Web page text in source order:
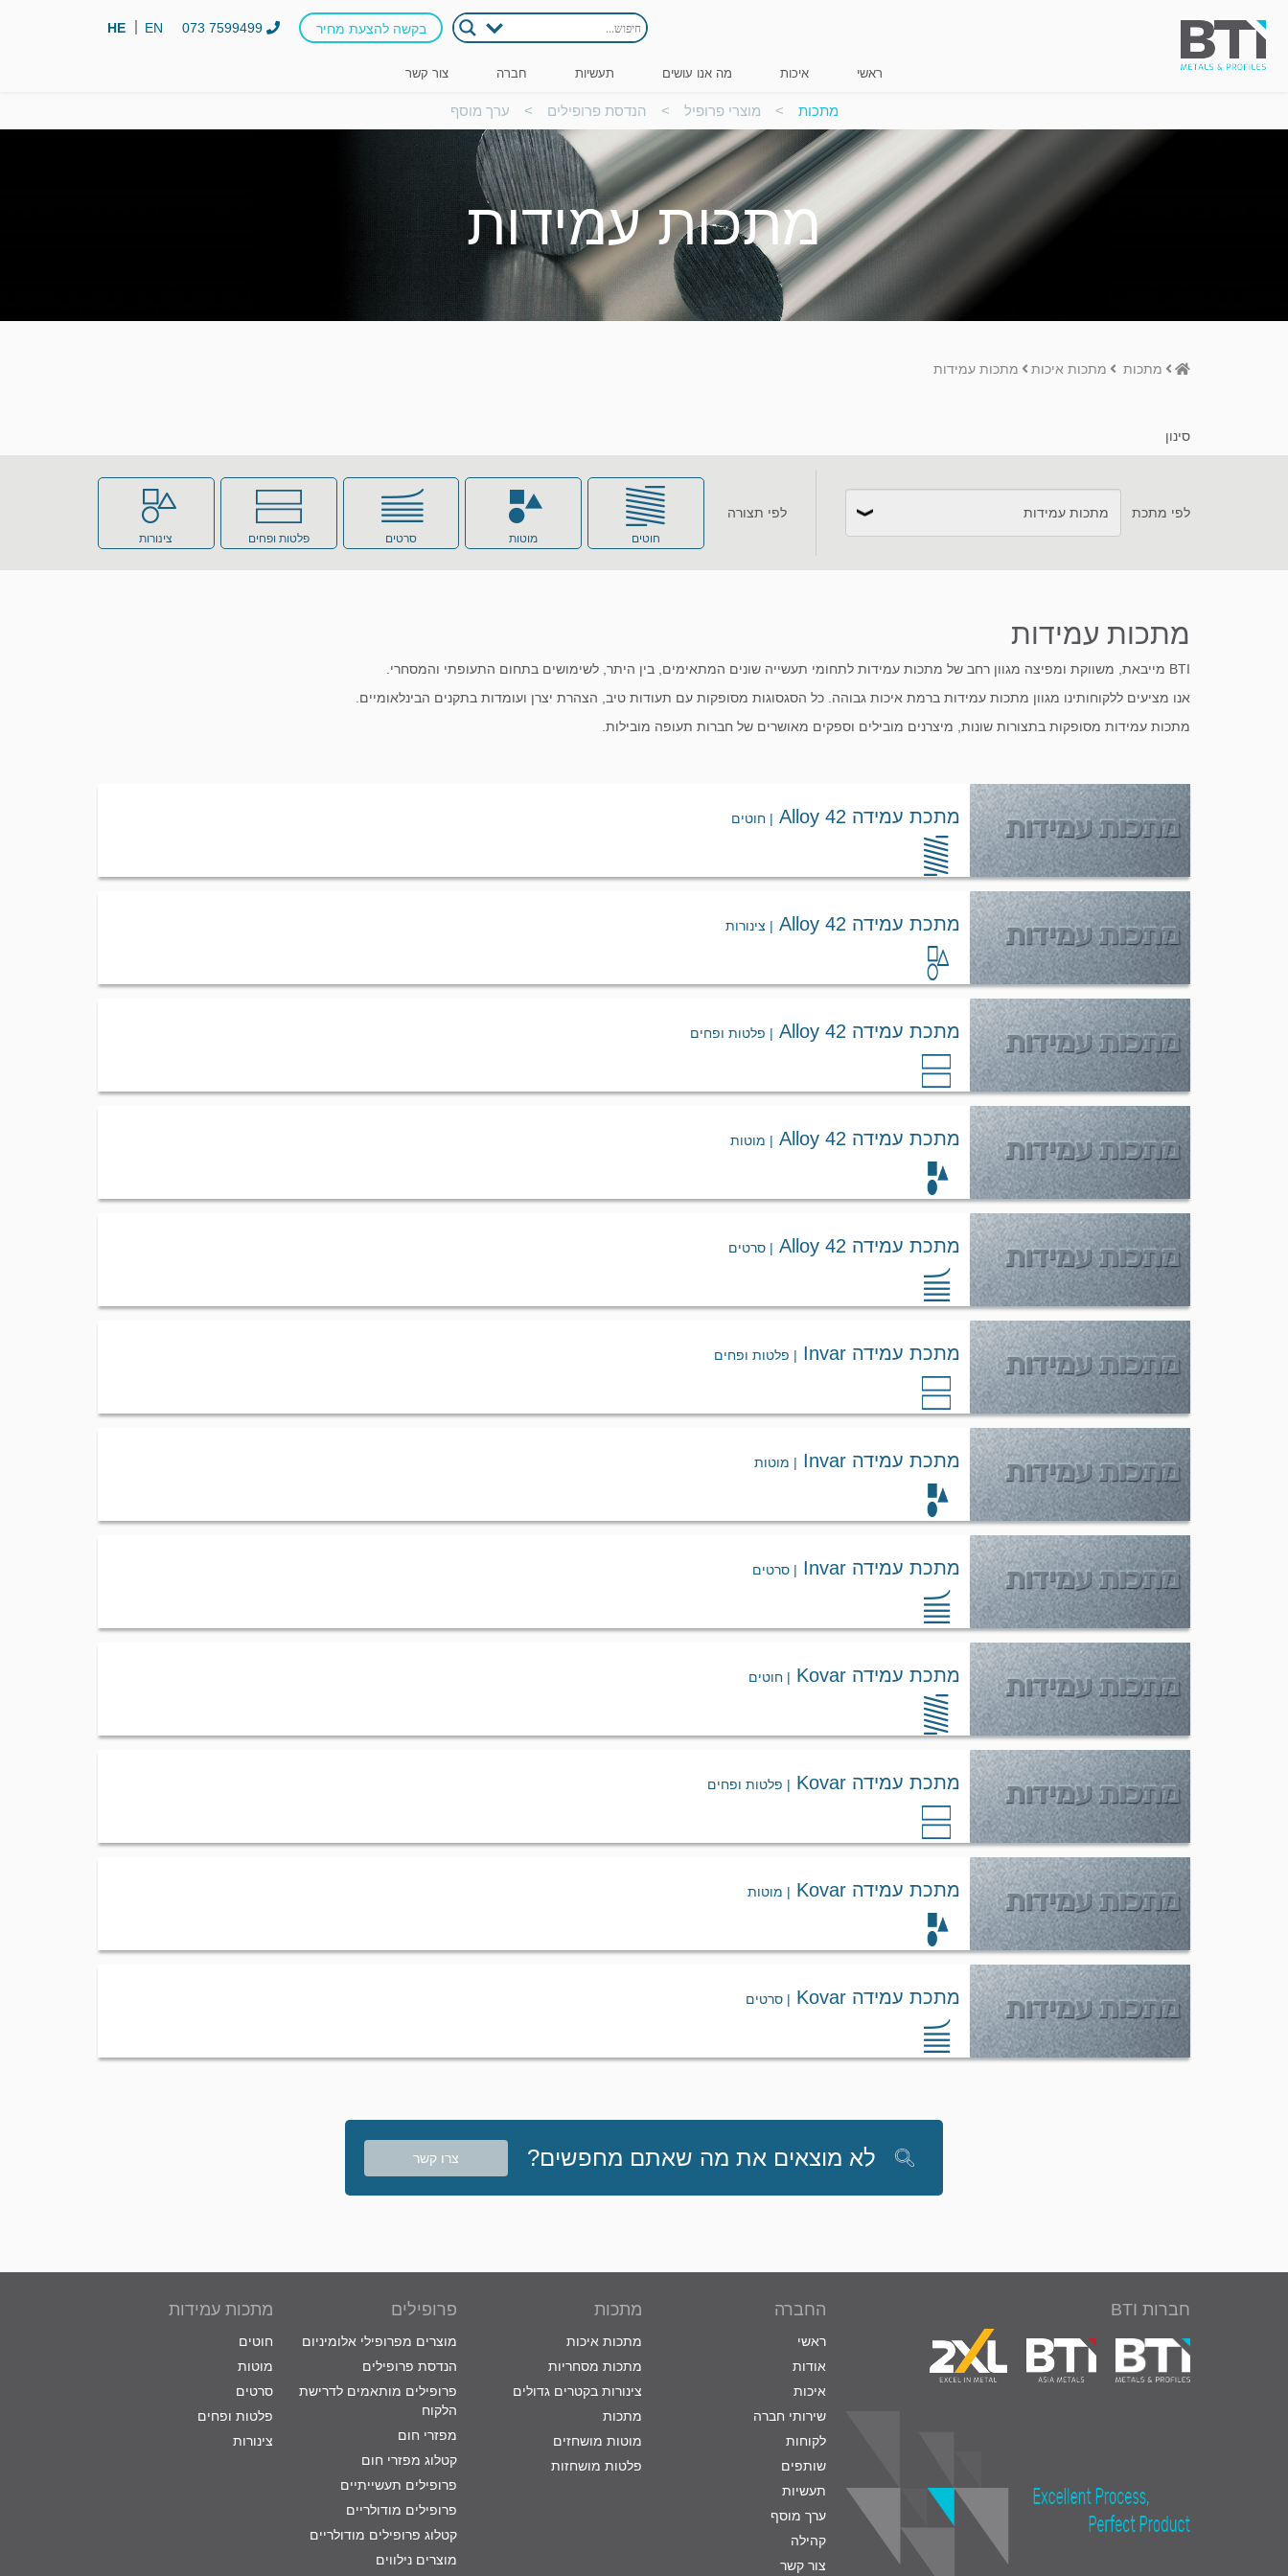
בקשה להצעת מחיר 073 7599499
EN
HE
צור קשר חברה תעשיות מה אנו עושים איכות ראשי
מתכות > מוצרי פרופיל > הנדסת פרופילים > ערך מוסף
מתכות עמידות
Homeמתכות מתכות איכות מתכות עמידות
סינון
לפי מתכת
פלדה פלדות אל-חלד פלדות כלים פלדות פחמן
קופר ניקל
לפי תצורה
חוטים מוטות סרטים פלטות ופחים צינורות
מתכות עמידות
BTI מייבאת, משווקת ומפיצה מגוון רחב של מתכות עמידות לתחומי תעשייה שונים המתאימים, בין היתר, לשימושים בתחום התעופתי והמסחרי.
אנו מציעים ללקוחותינו מגוון מתכות עמידות ברמת איכות גבוהה. כל הסגסוגות מסופקות עם תעודות טיב, הצהרת יצרן ועומדות בתקנים הבינלאומיים.
מתכות עמידות מסופקות בתצורות שונות, מיצרנים מובילים וספקים מאושרים של חברות תעופה מובילות.
מתכת עמידה Alloy 42 | חוטים
מתכת עמידה Alloy 42 | צינורות
מתכת עמידה Alloy 42 | פלטות ופחים
מתכת עמידה Alloy 42 | מוטות
מתכת עמידה Alloy 42 | סרטים
מתכת עמידה Invar | פלטות ופחים
מתכת עמידה Invar | מוטות
מתכת עמידה Invar | סרטים
מתכת עמידה Kovar | חוטים
מתכת עמידה Kovar | פלטות ופחים
מתכת עמידה Kovar | מוטות
מתכת עמידה Kovar | סרטים
לא מוצאים את מה שאתם מחפשים? צרו קשר
החברה
ראשי
אודות
איכות
שירותי חברה
לקוחות
שותפים
תעשיות
ערך מוסף
קהילה
צור קשר
מתכות
מתכות איכות
מתכות מסחריות
צינורות בקטרים גדולים
מתכות
מוטות מושחזים
פלטות מושחזות
פרופילים
מוצרים מפרופילי אלומיניום
הנדסת פרופילים
פרופילים מותאמים לדרישת
הלקוח
מפזרי חום
קטלוג מפזרי חום
פרופילים תעשייתיים
פרופילים מודולריים
קטלוג פרופילים מודולריים
מוצרים נילווים
מתכות עמידות
חוטים
מוטות
סרטים
פלטות ופחים
צינורות
חברות BTI